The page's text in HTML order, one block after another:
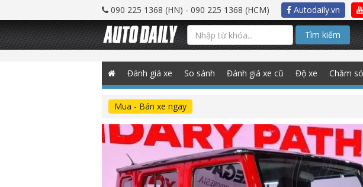
090 225 1368 (HN) - 090 225 1368 (HCM) Autodaily.vn
Tìm kiếm
Đánh giá xe So sánh Đánh giá xe cũ Độ xe Chăm
Mua - Bán xe ngay